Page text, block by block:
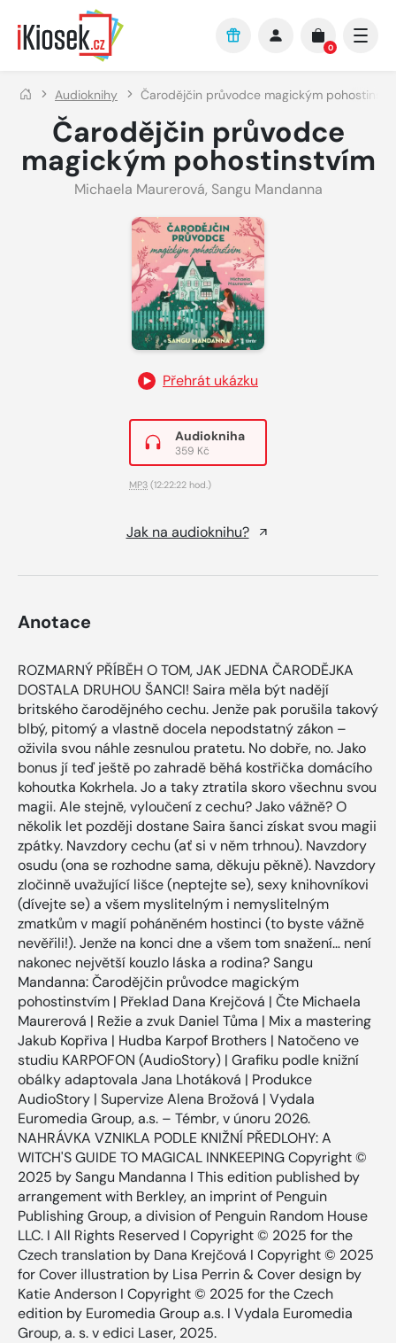
Přejít na hlavní obsah
0
Audioknihy Čarodějčin průvodce magickým
Čarodějčin průvodce
magickým pohostinstvím
Michaela Maurerová, Sangu Mandanna
Přehrát ukázku
Audiokniha
359 Kč
MP3 (12:22:22 hod.)
Jak na audioknihu?
Anotace
ROZMARNÝ PŘÍBĚH O TOM, JAK JEDNA ČARODĚJKA
DOSTALA DRUHOU ŠANCI! Saira měla být nadějí
britského čarodějného cechu. Jenže pak porušila takový
blbý, pitomý a vlastně docela nepodstatný zákon –
oživila svou náhle zesnulou pratetu. No dobře, no. Jako
bonus jí teď ještě po zahradě běhá kostřička domácího
kohoutka Kokrhela. Jo a taky ztratila skoro všechnu svou
magii. Ale stejně, vyloučení z cechu? Jako vážně? O
několik let později dostane Saira šanci získat svou magii
zpátky. Navzdory cechu (ať si v něm trhnou). Navzdory
osudu (ona se rozhodne sama, děkuju pěkně). Navzdory
zločinně uvažující lišce (neptejte se), sexy knihovníkovi
(dívejte se) a všem myslitelným i nemyslitelným
zmatkům v magií poháněném hostinci (to byste vážně
nevěřili!). Jenže na konci dne a všem tom snažení… není
nakonec největší kouzlo láska a rodina? Sangu
Mandanna: Čarodějčin průvodce magickým
pohostinstvím | Překlad Dana Krejčová | Čte Michaela
Maurerová | Režie a zvuk Daniel Tůma | Mix a mastering
Jakub Kopřiva | Hudba Karpof Brothers | Natočeno ve
studiu KARPOFON (AudioStory) | Grafiku podle knižní
obálky adaptovala Jana Lhotáková | Produkce
AudioStory | Supervize Alena Brožová | Vydala
Euromedia Group, a.s. – Témbr, v únoru 2026.
NAHRÁVKA VZNIKLA PODLE KNIŽNÍ PŘEDLOHY: A
WITCH'S GUIDE TO MAGICAL INNKEEPING Copyright ©
2025 by Sangu Mandanna I This edition published by
arrangement with Berkley, an imprint of Penguin
Publishing Group, a division of Penguin Random House
LLC. I All Rights Reserved I Copyright © 2025 for the
Czech translation by Dana Krejčová I Copyright © 2025
for Cover illustration by Lisa Perrin & Cover design by
Katie Anderson I Copyright © 2025 for the Czech
edition by Euromedia Group a.s. I Vydala Euromedia
Group, a. s. v edici Laser, 2025.